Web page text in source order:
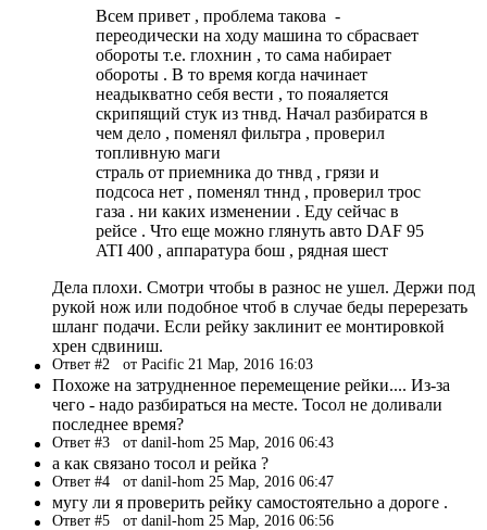
Всем привет , проблема такова -
переодически на ходу машина то сбрасвает
обороты т.е. глохнин , то сама набирает
обороты . В то время когда начинает
неадыкватно себя вести , то пояаляется
скрипящий стук из тнвд. Начал разбиратся в
чем дело , поменял фильтра , проверил
топливную маги
страль от приемника до тнвд , грязи и
подсоса нет , поменял тннд , проверил трос
газа . ни каких изменении . Еду сейчас в
рейсе . Что еще можно глянуть авто DAF 95
ATI 400 , аппаратура бош , рядная шест
Дела плохи. Смотри чтобы в разнос не ушел. Держи под
рукой нож или подобное чтоб в случае беды перерезать
шланг подачи. Если рейку заклинит ее монтировкой
хрен сдвиниш.
Ответ #2 от Pacific 21 Мар, 2016 16:03
Похоже на затрудненное перемещение рейки.... Из-за
чего - надо разбираться на месте. Тосол не доливали
последнее время?
Ответ #3 от danil-hom 25 Мар, 2016 06:43
а как связано тосол и рейка ?
Ответ #4 от danil-hom 25 Мар, 2016 06:47
мугу ли я проверить рейку самостоятельно а дороге .
Ответ #5 от danil-hom 25 Мар, 2016 06:56